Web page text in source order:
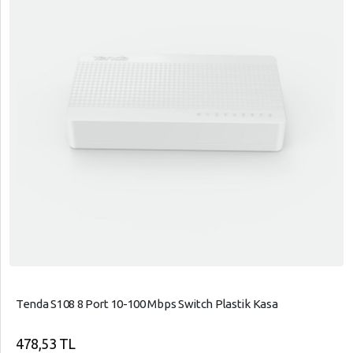
Tenda S108 8 Port 10-100 Mbps Switch Plastik Kasa
478,53 TL